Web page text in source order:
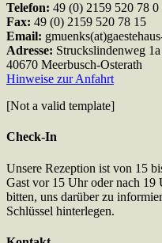
Telefon: 49 (0) 2159 520 78 0
Fax: 49 (0) 2159 520 78 15
Email:
Adresse: Struckslindenweg 1a
40670 Meerbusch-Osterath
Hinweise zur Anfahrt
[Not a valid template]
Check-In
Unsere Rezeption ist von 15
Gast vor 15 Uhr oder nach 19
bitten, uns darüber zu
Schlüssel hinterlegen.